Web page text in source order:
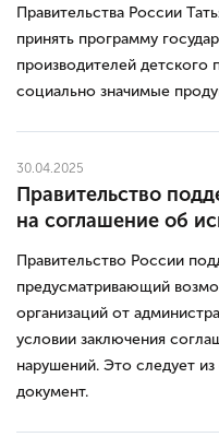
Правительства России
принять программу
производителей детского
социально значимые
30.04.2025
Правительство
на соглашение об
Правительство России
предусматривающий
организаций от
условии заключения
нарушений. Это следует
документ.